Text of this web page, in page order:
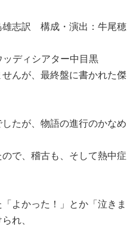
志訳 構成・演出：牛尾穂
ッディシアター中目黒
んが、最終盤に書かれた傑
たが、物語の進行のかなめ
で、稽古も、そして熱中症
よかった！」とか「泣きま
れ、